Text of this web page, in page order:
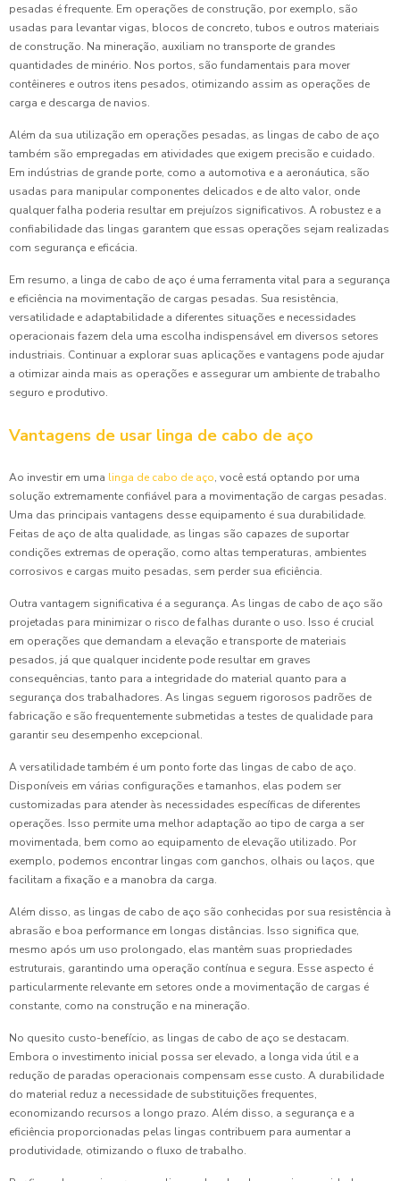
pesadas é frequente. Em operações de construção, por exemplo, são
usadas para levantar vigas, blocos de concreto, tubos e outros materiais
de construção. Na mineração, auxiliam no transporte de grandes
quantidades de minério. Nos portos, são fundamentais para mover
contêineres e outros itens pesados, otimizando assim as operações de
carga e descarga de navios.
Além da sua utilização em operações pesadas, as lingas de cabo de aço
também são empregadas em atividades que exigem precisão e cuidado.
Em indústrias de grande porte, como a automotiva e a aeronáutica, são
usadas para manipular componentes delicados e de alto valor, onde
qualquer falha poderia resultar em prejuízos significativos. A robustez e a
confiabilidade das lingas garantem que essas operações sejam realizadas
com segurança e eficácia.
Em resumo, a linga de cabo de aço é uma ferramenta vital para a segurança
e eficiência na movimentação de cargas pesadas. Sua resistência,
versatilidade e adaptabilidade a diferentes situações e necessidades
operacionais fazem dela uma escolha indispensável em diversos setores
industriais. Continuar a explorar suas aplicações e vantagens pode ajudar
a otimizar ainda mais as operações e assegurar um ambiente de trabalho
seguro e produtivo.
Vantagens de usar linga de cabo de aço
Ao investir em uma linga de cabo de aço, você está optando por uma
solução extremamente confiável para a movimentação de cargas pesadas.
Uma das principais vantagens desse equipamento é sua durabilidade.
Feitas de aço de alta qualidade, as lingas são capazes de suportar
condições extremas de operação, como altas temperaturas, ambientes
corrosivos e cargas muito pesadas, sem perder sua eficiência.
Outra vantagem significativa é a segurança. As lingas de cabo de aço são
projetadas para minimizar o risco de falhas durante o uso. Isso é crucial
em operações que demandam a elevação e transporte de materiais
pesados, já que qualquer incidente pode resultar em graves
consequências, tanto para a integridade do material quanto para a
segurança dos trabalhadores. As lingas seguem rigorosos padrões de
fabricação e são frequentemente submetidas a testes de qualidade para
garantir seu desempenho excepcional.
A versatilidade também é um ponto forte das lingas de cabo de aço.
Disponíveis em várias configurações e tamanhos, elas podem ser
customizadas para atender às necessidades específicas de diferentes
operações. Isso permite uma melhor adaptação ao tipo de carga a ser
movimentada, bem como ao equipamento de elevação utilizado. Por
exemplo, podemos encontrar lingas com ganchos, olhais ou laços, que
facilitam a fixação e a manobra da carga.
Além disso, as lingas de cabo de aço são conhecidas por sua resistência à
abrasão e boa performance em longas distâncias. Isso significa que,
mesmo após um uso prolongado, elas mantêm suas propriedades
estruturais, garantindo uma operação contínua e segura. Esse aspecto é
particularmente relevante em setores onde a movimentação de cargas é
constante, como na construção e na mineração.
No quesito custo-benefício, as lingas de cabo de aço se destacam.
Embora o investimento inicial possa ser elevado, a longa vida útil e a
redução de paradas operacionais compensam esse custo. A durabilidade
do material reduz a necessidade de substituições frequentes,
economizando recursos a longo prazo. Além disso, a segurança e a
eficiência proporcionadas pelas lingas contribuem para aumentar a
produtividade, otimizando o fluxo de trabalho.